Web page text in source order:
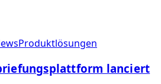
Produktlösungen
lanciert